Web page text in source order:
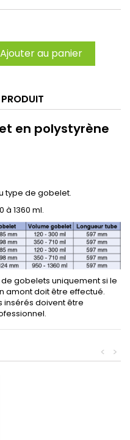
Ajouter au panier
en polystyrène
type de gobelet.
à 1360 ml.
gobelets uniquement si le
amont doit être effectué.
insérés doivent être
>
<